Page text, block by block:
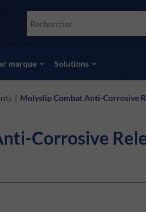
Socomore
Skydrol
marque Solutions
| Molyslip Combat Anti-Corrosive
Corrosive